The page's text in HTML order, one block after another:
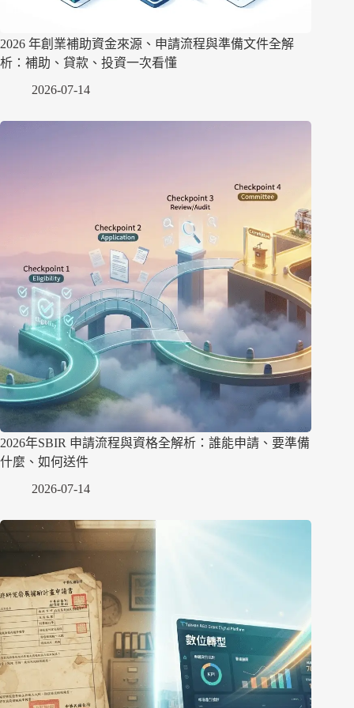
2026 年創業補助資金來源、申請流程與準備文件全解
析：補助、貸款、投資一次看懂
2026-07-14
2026年SBIR 申請流程與資格全解析：誰能申請、要準備
什麼、如何送件
2026-07-14